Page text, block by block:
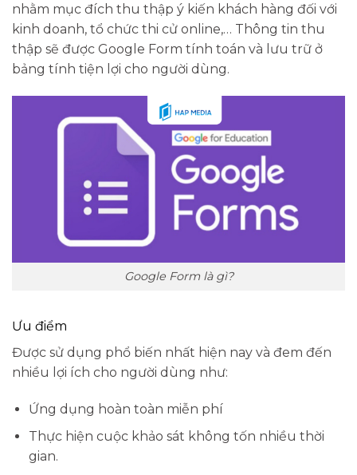
nhằm mục đích thu thập ý kiến khách hàng đối với
kinh doanh, tổ chức thi cử online,… Thông tin thu
thập sẽ được Google Form tính toán và lưu trữ ở
bảng tính tiện lợi cho người dùng.
Google Form là gì?
Ưu điểm
Được sử dụng phổ biến nhất hiện nay và đem đến
nhiều lợi ích cho người dùng như:
Ứng dụng hoàn toàn miễn phí
Thực hiện cuộc khảo sát không tốn nhiều thời
gian.